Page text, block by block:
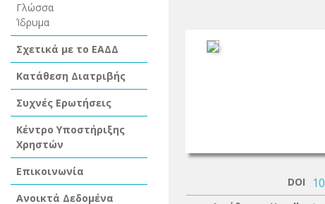
Γλώσσα
Ίδρυμα
Σχετικά με το ΕΑΔΔ
Κατάθεση Διατριβής
Συχνές Ερωτήσεις
Κέντρο Υποστήριξης
Χρηστών
Επικοινωνία
Ανοικτά Δεδομένα
DOI